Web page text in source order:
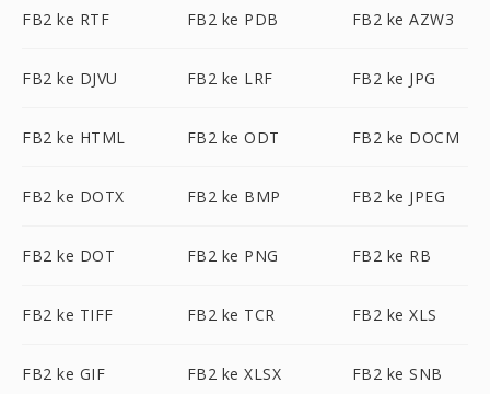
FB2 ke RTF FB2 ke PDB FB2 ke AZW3
FB2 ke DJVU FB2 ke LRF FB2 ke JPG
FB2 ke HTML FB2 ke ODT FB2 ke DOCM
FB2 ke DOTX FB2 ke BMP FB2 ke JPEG
FB2 ke DOT FB2 ke PNG FB2 ke RB
FB2 ke TIFF FB2 ke TCR FB2 ke XLS
FB2 ke GIF FB2 ke XLSX FB2 ke SNB